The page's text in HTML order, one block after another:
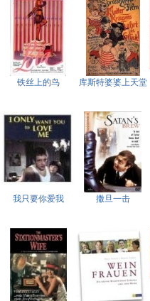
铁丝上的鸟 库斯特婆婆上天堂
我只要你爱我 撒旦一击